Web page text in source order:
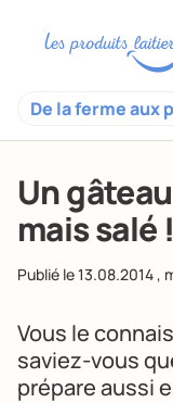
De la ferme aux
Un
mais salé !
Publié le13.08.2014,
Vous le
saviez-vous
prépare aussi